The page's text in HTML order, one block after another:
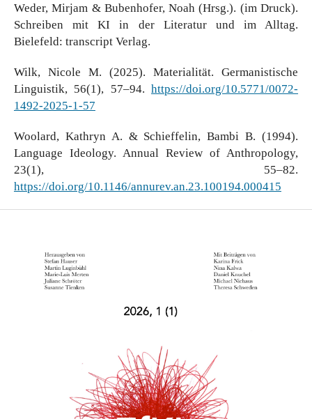
Weder, Mirjam & Bubenhofer, Noah (Hrsg.). (im Druck).
Schreiben mit KI in der Literatur und im Alltag.
Bielefeld: transcript Verlag.
Wilk, Nicole M. (2025). Materialität. Germanistische
Linguistik, 56(1), 57–94.https://doi.org/10.5771/0072-
1492-2025-1-57
Woolard, Kathryn A. & Schieffelin, Bambi B. (1994).
Language Ideology. Annual Review of Anthropology,
23(1), 55–82.
https://doi.org/10.1146/annurev.an.23.100194.000415